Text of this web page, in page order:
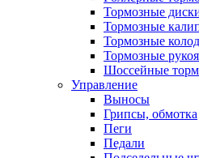
Тормозные
Тормозные
Тормозные
Тормозные
Шоссейные
Управление
Выносы
Грипсы, обмотка
Пеги
Педали